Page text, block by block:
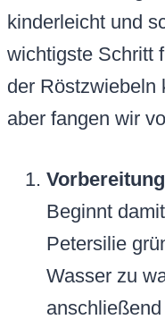
kinderleicht und
wichtigste Schritt
der Röstzwiebeln
aber fangen wir
Beginnt
Petersilie
Wasser zu